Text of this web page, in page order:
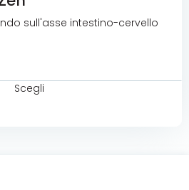
sull'asse intestino-cervello
Scegli